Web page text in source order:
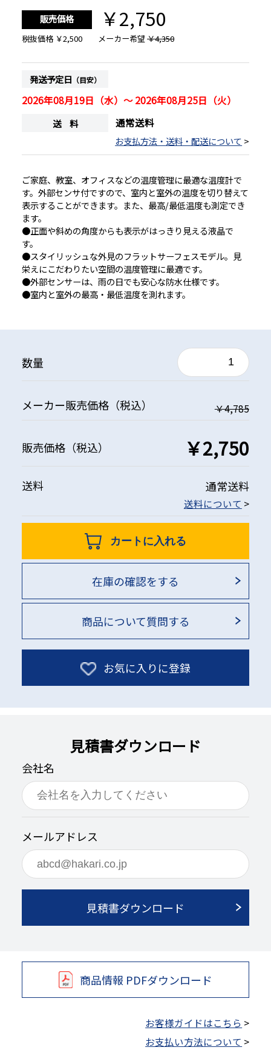
販売価格 ￥2,750
税抜価格 ￥2,500 メーカー希望￥4,350
発送予定日 （目安）
2026年08月19日（水）～ 2026年08月25日（火）
送 料 通常送料
お支払方法・送料・配送について >
ご家庭、教室、オフィスなどの温度管理に最適な温度計で
す。外部センサ付ですので、室内と室外の温度を切り替えて
表示することができます。また、最高/最低温度も測定でき
ます。
●正面や斜めの角度からも表示がはっきり見える液晶で
す。
●スタイリッシュな外見のフラットサーフェスモデル。見
栄えにこだわりたい空間の温度管理に最適です。
●外部センサーは、雨の日でも安心な防水仕様です。
●室内と室外の最高・最低温度を測れます。
数量
メーカー販売価格（税込） ￥4,785
販売価格（税込） ￥2,750
送料 通常送料
送料について >
カートに入れる
在庫の確認をする
商品について質問する
お気に入りに登録
見積書ダウンロード
会社名
メールアドレス
見積書ダウンロード
商品情報 PDFダウンロード
お客様ガイドはこちら >
お支払い方法について >